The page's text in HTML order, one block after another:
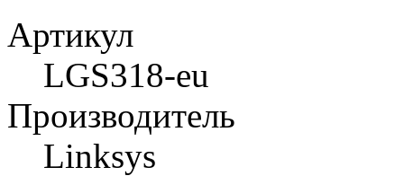
Артикул
LGS318-eu
Производитель
Linksys